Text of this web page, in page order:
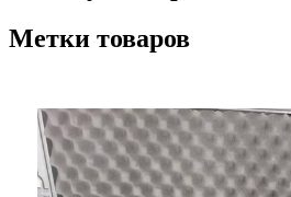
Метки товаров